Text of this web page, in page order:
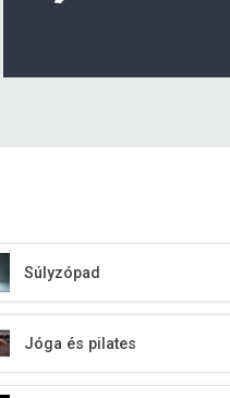
Súlyzópad
Jóga és pilates